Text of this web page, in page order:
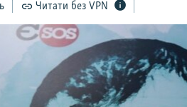
Читати без VPN